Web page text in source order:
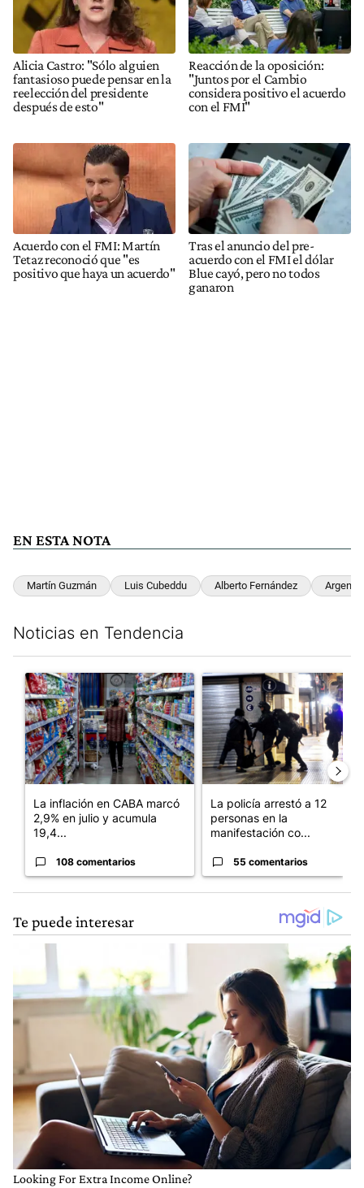
Alicia Castro: "Sólo alguien
fantasioso puede pensar en la
reelección del presidente
después de esto"
Reacción de la oposición:
"Juntos por el Cambio
considera positivo el acuerdo
con el FMI"
Acuerdo con el FMI: Martín
Tetaz reconoció que "es
positivo que haya un acuerdo"
Tras el anuncio del pre-
acuerdo con el FMI el dólar
Blue cayó, pero no todos
ganaron
EN ESTA NOTA
Martín Guzmán Luis Cubeddu Alberto Fernández
Noticias en Tendencia
Un artículo de tendencia con el título "La inflación en CABA
La inflación en CABA marcó
2,9% en julio y acumula
19,4...
108 comentarios
Un artículo de tendencia con
La policía arrestó a 12
personas en la
manifestación co...
55 comentarios